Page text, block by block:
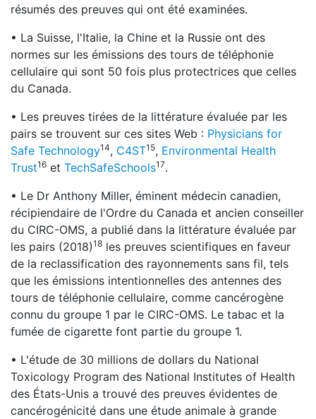
résumés des preuves qui ont été examinées.
• La Suisse, l'Italie, la Chine et la Russie ont des
normes sur les émissions des tours de téléphonie
cellulaire qui sont 50 fois plus protectrices que celles
du Canada.
• Les preuves tirées de la littérature évaluée par les
pairs se trouvent sur ces sites Web : Physicians for
Safe Technology14, C4ST15, Environmental Health
Trust16 et TechSafeSchools17.
• Le Dr Anthony Miller, éminent médecin canadien,
récipiendaire de l'Ordre du Canada et ancien conseiller
du CIRC-OMS, a publié dans la littérature évaluée par
les pairs (2018)18 les preuves scientifiques en faveur
de la reclassification des rayonnements sans fil, tels
que les émissions intentionnelles des antennes des
tours de téléphonie cellulaire, comme cancérogène
connu du groupe 1 par le CIRC-OMS. Le tabac et la
fumée de cigarette font partie du groupe 1.
• L'étude de 30 millions de dollars du National
Toxicology Program des National Institutes of Health
des États-Unis a trouvé des preuves évidentes de
cancérogénicité dans une étude animale à grande